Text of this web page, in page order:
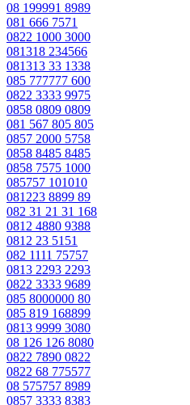
08 199991 8989
081 666 7571
0822 1000 3000
081318 234566
081313 33 1338
085 777777 600
0822 3333 9975
0858 0809 0809
081 567 805 805
0857 2000 5758
0858 8485 8485
0858 7575 1000
085757 101010
081223 8899 89
082 31 21 31 168
0812 4880 9388
0812 23 5151
082 1111 75757
0813 2293 2293
0822 3333 9689
085 8000000 80
085 819 168899
0813 9999 3080
08 126 126 8080
0822 7890 0822
0822 68 775577
08 575757 8989
0857 3333 8383